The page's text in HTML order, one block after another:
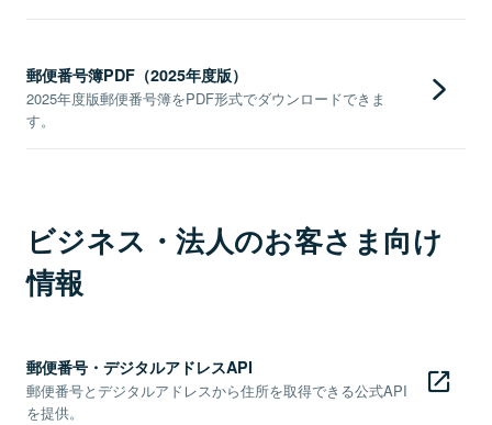
郵便番号簿PDF（2025年度版）
2025年度版郵便番号簿をPDF形式でダウンロードできま
す。
ビジネス・法人のお客さま向け
情報
郵便番号・デジタルアドレスAPI
郵便番号とデジタルアドレスから住所を取得できる公式API
を提供。